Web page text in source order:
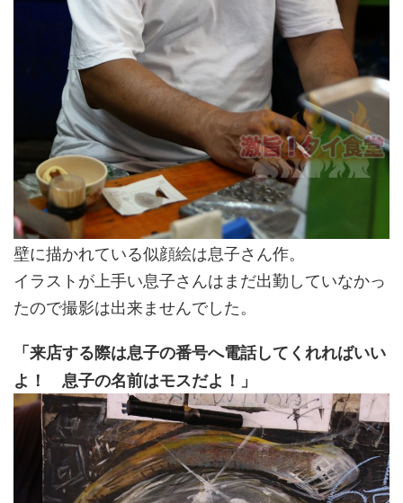
壁に描かれている似顔絵は息子さん作。
イラストが上手い息子さんはまだ出勤していなかっ
たので撮影は出来ませんでした。
「来店する際は息子の番号へ電話してくれればいい
よ！ 息子の名前はモスだよ！」